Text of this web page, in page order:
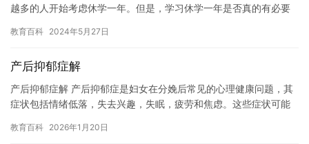
越多的人开始考虑休学一年。但是，学习休学一年是否真的有必要
学…
教育百科 2024年5月27日
产后抑郁症解
产后抑郁症解 产后抑郁症是妇女在分娩后常见的心理健康问题，其
症状包括情绪低落，失去兴趣，失眠，疲劳和焦虑。这些症状可能
症…
教育百科 2026年1月20日